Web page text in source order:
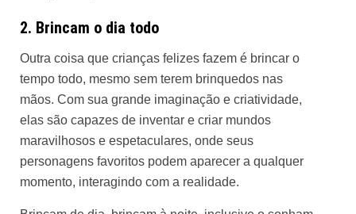
2. Brincam o dia todo
Outra coisa que crianças felizes fazem é brincar o
tempo todo, mesmo sem terem brinquedos nas
mãos. Com sua grande imaginação e criatividade,
elas são capazes de inventar e criar mundos
maravilhosos e espetaculares, onde seus
personagens favoritos podem aparecer a qualquer
momento, interagindo com a realidade.